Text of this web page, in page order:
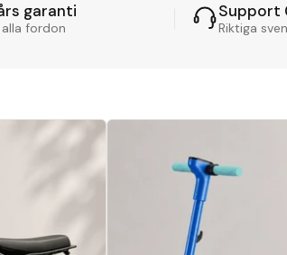
garanti
alla fordon
Support
Riktiga